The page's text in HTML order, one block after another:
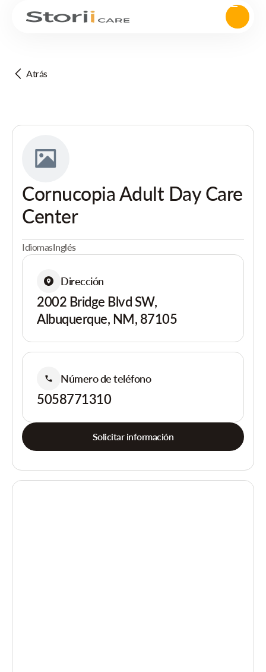
Atrás
Cornucopia Adult Day Care
Center
IdiomasInglés
Dirección
2002 Bridge Blvd SW,
Albuquerque, NM, 87105
Número de teléfono
5058771310
Solicitar información